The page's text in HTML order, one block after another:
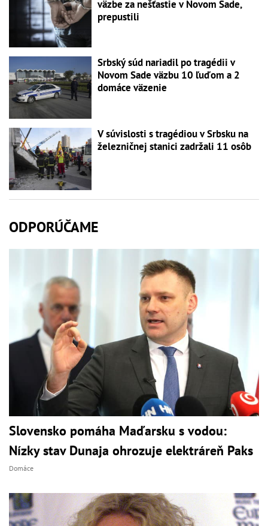
väzbe za nešťastie v Novom Sade,
prepustili
Srbský súd nariadil po tragédii v
Novom Sade väzbu 10 ľuďom a 2
domáce väzenie
V súvislosti s tragédiou v Srbsku na
železničnej stanici zadržali 11 osôb
ODPORÚČAME
Slovensko pomáha Maďarsku s vodou:
Nízky stav Dunaja ohrozuje elektráreň Paks
Domáce